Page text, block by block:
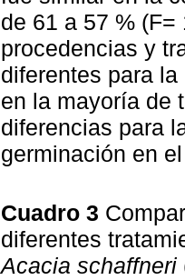
de 61 a 57 %
procedencias y
diferentes para
en la mayoría de
diferencias para
germinación en
Cuadro 3
diferentes
Acacia schaffneri